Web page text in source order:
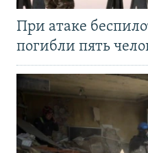
При атаке
погибли пять